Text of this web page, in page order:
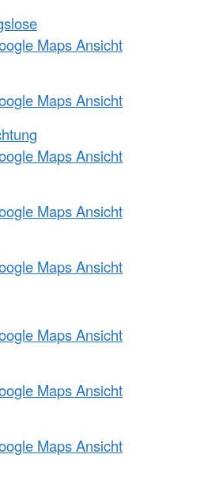
Maps Ansicht
Maps Ansicht
Maps Ansicht
Maps Ansicht
Maps Ansicht
Maps Ansicht
Maps Ansicht
Maps Ansicht